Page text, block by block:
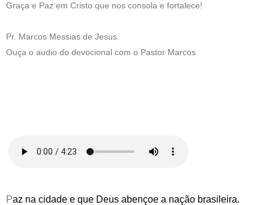
Graça e Paz em Cristo que nos consola e fortalece!
Pr. Marcos Messias de Jesus.
Ouça o audio do devocional com o Pastor Marcos
Paz na cidade e que Deus abençoe a nação brasileira.